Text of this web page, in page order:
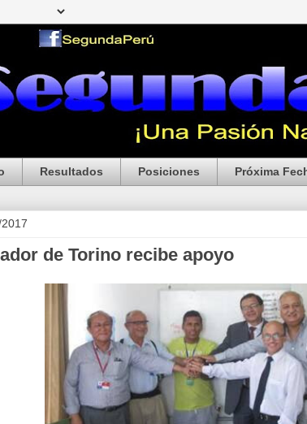
Resultados Posiciones Próxima
de Torino recibe apoyo